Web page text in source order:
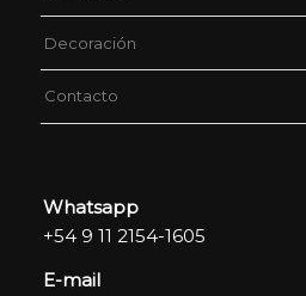
Decoración
Contacto
Whatsapp
+54 9 11 2154-1605
E-mail